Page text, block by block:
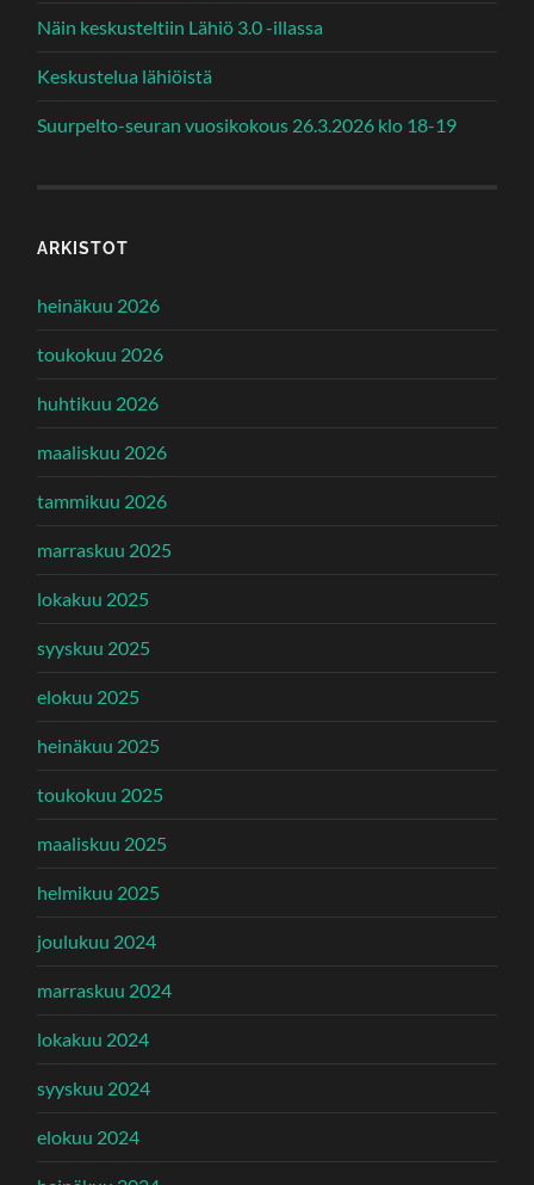
Näin keskusteltiin Lähiö 3.0 -illassa
Keskustelua lähiöistä
Suurpelto-seuran vuosikokous 26.3.2026 klo 18-19
ARKISTOT
heinäkuu 2026
toukokuu 2026
huhtikuu 2026
maaliskuu 2026
tammikuu 2026
marraskuu 2025
lokakuu 2025
syyskuu 2025
elokuu 2025
heinäkuu 2025
toukokuu 2025
maaliskuu 2025
helmikuu 2025
joulukuu 2024
marraskuu 2024
lokakuu 2024
syyskuu 2024
elokuu 2024